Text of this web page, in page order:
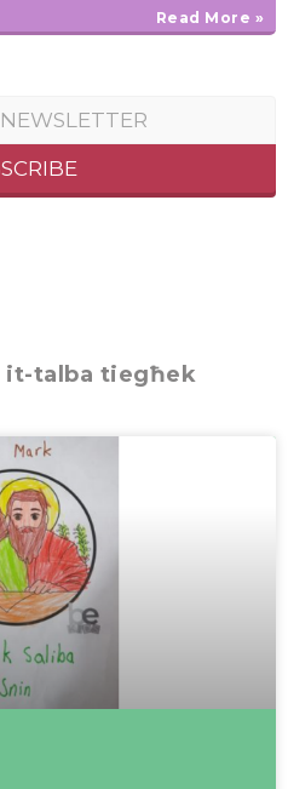
Read More »
it-talba tiegħek